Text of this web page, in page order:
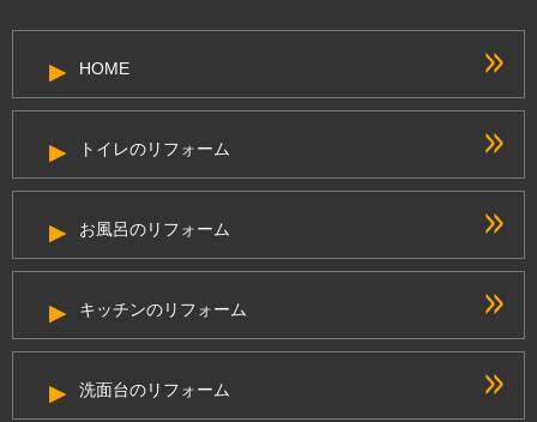
HOME
トイレのリフォーム
お風呂のリフォーム
キッチンのリフォーム
洗面台のリフォーム